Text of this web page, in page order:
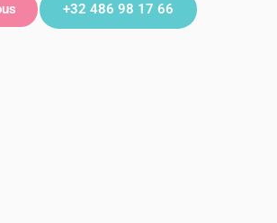
+32 486 98 17 66